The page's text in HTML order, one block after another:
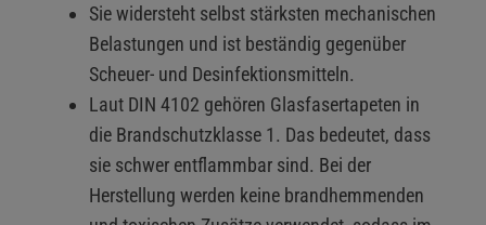
Sie widersteht selbst stärksten mechanischen
Belastungen und ist beständig gegenüber
Scheuer- und Desinfektionsmitteln.
Laut DIN 4102 gehören Glasfasertapeten in
die Brandschutzklasse 1. Das bedeutet, dass
sie schwer entflammbar sind. Bei der
Herstellung werden keine brandhemmenden